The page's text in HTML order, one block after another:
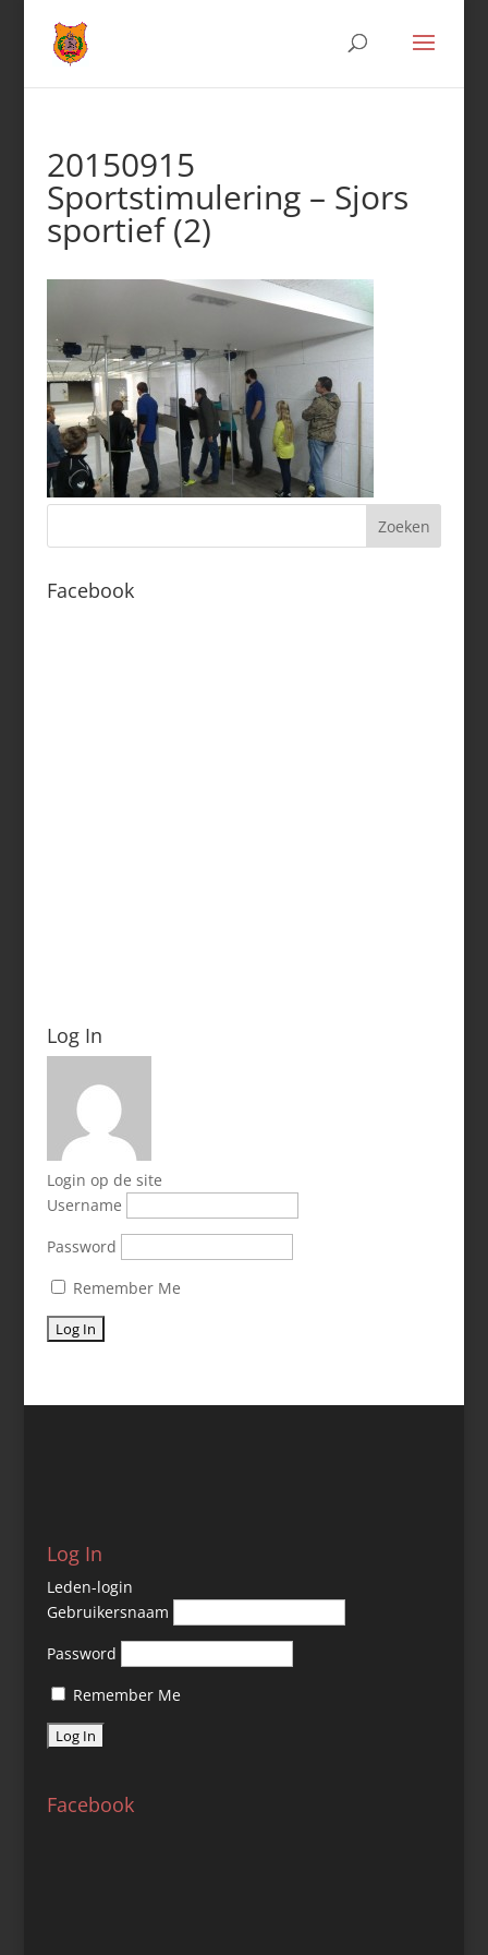
20150915
Sportstimulering – Sjors
sportief (2)
Facebook
Log In
Login op de site
Username
Password
Remember Me
Log In
Leden-login
Gebruikersnaam
Password
Remember Me
Facebook